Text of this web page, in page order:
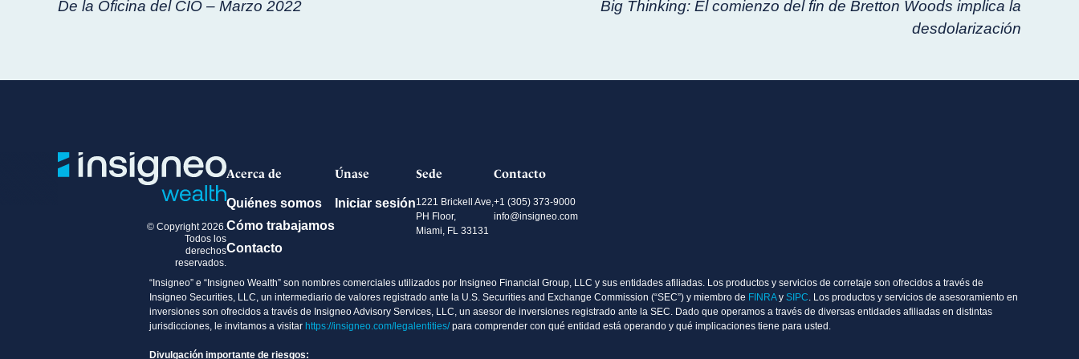
De la Oficina del CIO – Marzo 2022
Big Thinking: El comienzo del fin de Bretton Woods implica la
desdolarización
© Copyright 2026.
Todos los
derechos
reservados.
Acerca de
Quiénes somos
Cómo trabajamos
Contacto
Únase
Iniciar sesión
Sede
1221 Brickell Ave,
PH Floor,
Miami, FL 33131
Contacto
+1 (305) 373-9000
info@insigneo.com
“Insigneo” e “Insigneo Wealth” son nombres comerciales utilizados por Insigneo Financial Group, LLC y sus entidades afiliadas. Los productos y servicios de corretaje son ofrecidos a través de
Insigneo Securities, LLC, un intermediario de valores registrado ante la U.S. Securities and Exchange Commission (“SEC”) y miembro de FINRAy SIPC. Los productos y servicios de asesoramiento en
inversiones son ofrecidos a través de Insigneo Advisory Services, LLC, un asesor de inversiones registrado ante la SEC. Dado que operamos a través de diversas entidades afiliadas en distintas
jurisdicciones, le invitamos a visitar https://insigneo.com/legalentities/para comprender con qué entidad está operando y qué implicaciones tiene para usted.
Divulgación importante de riesgos: